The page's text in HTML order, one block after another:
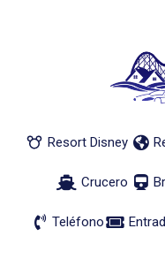
Resort Disney
Crucero
Teléfono